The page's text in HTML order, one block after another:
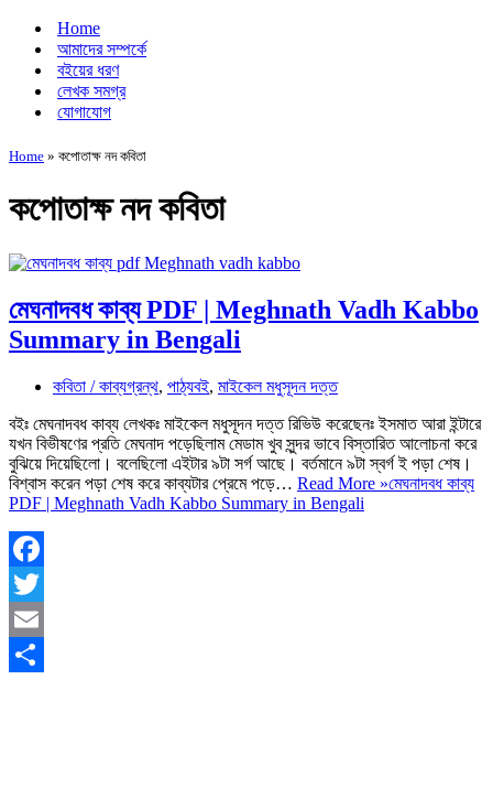
Home
আমাদের সম্পর্কে
বইয়ের ধরণ
লেখক সমগ্র
যোগাযোগ
Home » কপোতাক্ষ নদ কবিতা
কপোতাক্ষ নদ কবিতা
মেঘনাদবধ কাব্য PDF | Meghnath Vadh Kabbo
Summary in Bengali
কবিতা / কাব্যগ্রন্থ, পাঠ্যবই, মাইকেল মধুসূদন দত্ত
বইঃ মেঘনাদবধ কাব্য লেখকঃ মাইকেল মধুসূদন দত্ত রিভিউ করেছেনঃ ইসমাত আরা ইন্টারে
যখন বিভীষণের প্রতি মেঘনাদ পড়েছিলাম মেডাম খুব সুন্দর ভাবে বিস্তারিত আলোচনা করে
বুঝিয়ে দিয়েছিলো। বলেছিলো এইটার ৯টা সর্গ আছে। বর্তমানে ৯টা স্বর্গ ই পড়া শেষ।
বিশ্বাস করেন পড়া শেষ করে কাব্যটার প্রেমে পড়ে… Read More »মেঘনাদবধ কাব্য
PDF | Meghnath Vadh Kabbo Summary in Bengali
Facebook
Twitter
Email